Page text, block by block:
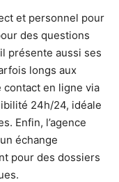
et personnel pour
des questions
présente aussi ses
longs aux
contact en ligne via
24h/24, idéale
Enfin, l’agence
échange
pour des dossiers